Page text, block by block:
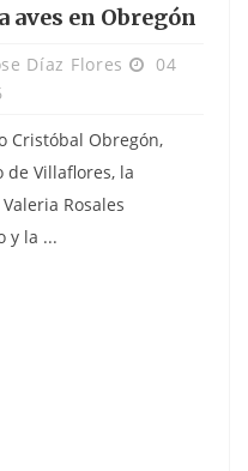
aves en Obregón
Díaz Flores
04
Cristóbal Obregón,
de Villaflores, la
Rosales
y la ...